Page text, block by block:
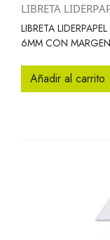
LIBRETA
LIBRETA
6MM CON MARGEN
Añadir al carrito